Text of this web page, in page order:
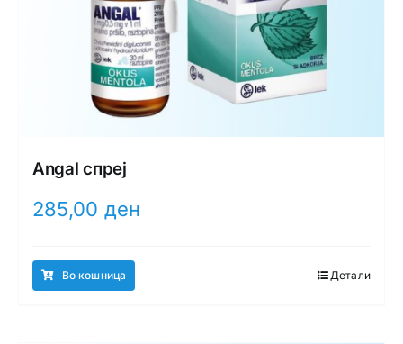
Angal спреј
285,00 ден
Во кошница Детали